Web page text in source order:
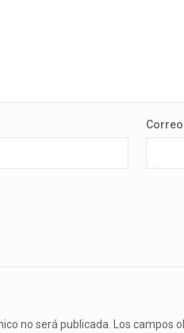
no será publicada. Los campos